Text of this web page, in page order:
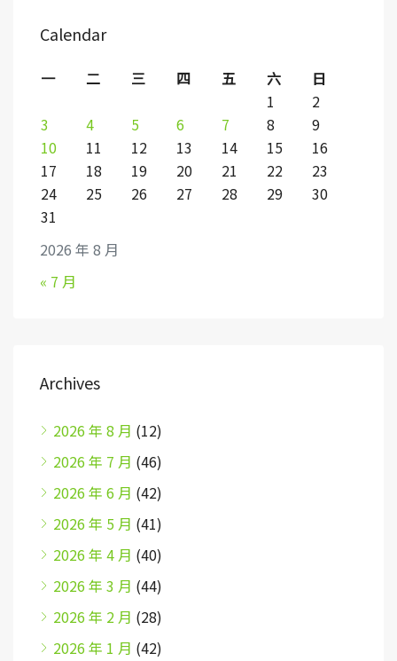
Calendar
2026 年 8 月
一 二 三 四 五 六
日
1
2
3
4 5 6 7 8
9
10
11 12 13 14 15
16
17
18 19 20 21 22
23
24
25 26 27 28 29
30
31
« 7 月
Archives
2026 年 8 月 (12)
2026 年 7 月 (46)
2026 年 6 月 (42)
2026 年 5 月 (41)
2026 年 4 月 (40)
2026 年 3 月 (44)
2026 年 2 月 (28)
2026 年 1 月 (42)